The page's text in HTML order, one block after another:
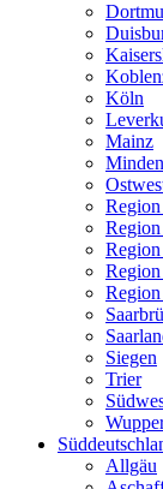
Köln
Mainz
Minden
Region
Siegen
Trier
Allgäu